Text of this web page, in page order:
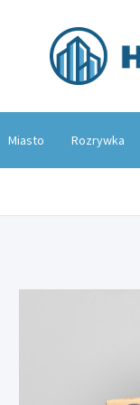
Miasto Rozrywka